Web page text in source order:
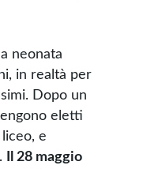
neonata
in realtà per
Dopo un
eletti
e
Il 28 maggio